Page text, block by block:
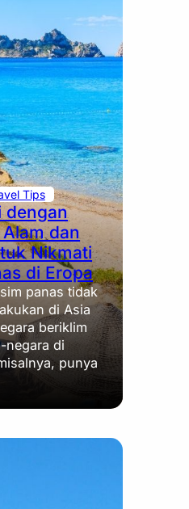
Tips
dengan
dan
Nikmati
di Eropa
panas tidak
di Asia
beriklim
negara di
punya